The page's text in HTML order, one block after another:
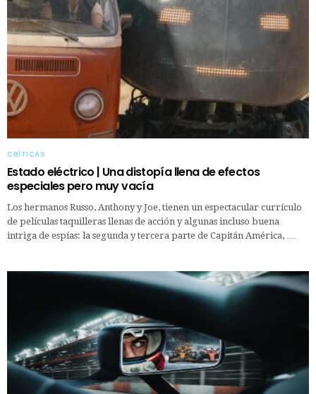
CRÍTICAS
Estado eléctrico | Una distopía llena de efectos
especiales pero muy vacía
Los hermanos Russo, Anthony y Joe, tienen un espectacular currículo
de películas taquilleras llenas de acción y algunas incluso buena
intriga de espías: la segunda y tercera parte de Capitán América, …